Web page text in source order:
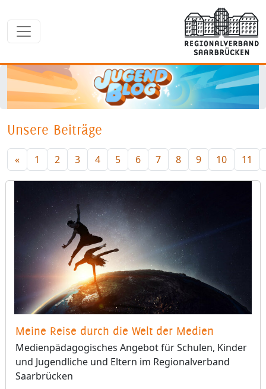
Unsere Beiträge
« 1 2 3 4 5 6 7 8 9 10 11
Meine Reise durch die Welt der Medien
Medienpädagogisches Angebot für Schulen, Kinder
und Jugendliche und Eltern im Regionalverband
Saarbrücken